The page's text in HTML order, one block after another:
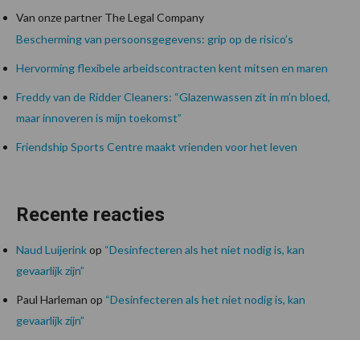
Van onze partner The Legal Company
Bescherming van persoonsgegevens: grip op de risico’s
Hervorming flexibele arbeidscontracten kent mitsen en maren
Freddy van de Ridder Cleaners: “Glazenwassen zit in m’n bloed,
maar innoveren is mijn toekomst”
Friendship Sports Centre maakt vrienden voor het leven
Recente reacties
Naud Luijerinkop “Desinfecteren als het niet nodig is, kan
gevaarlijk zijn”
Paul Harleman op “Desinfecteren als het niet nodig is, kan
gevaarlijk zijn”